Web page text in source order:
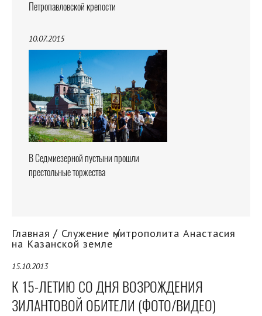
Петропавловской крепости
10.07.2015
В Седмиезерной пустыни прошли
престольные торжества
Главная Служение митрополита Анастасия
на Казанской земле
15.10.2013
К 15-ЛЕТИЮ СО ДНЯ ВОЗРОЖДЕНИЯ
ЗИЛАНТОВОЙ ОБИТЕЛИ (ФОТО/ВИДЕО)